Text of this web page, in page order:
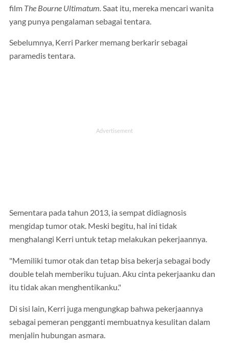
film The Bourne Ultimatum. Saat itu, mereka mencari wanita
yang punya pengalaman sebagai tentara.
Sebelumnya, Kerri Parker memang berkarir sebagai
paramedis tentara.
Sementara pada tahun 2013, ia sempat didiagnosis
mengidap tumor otak. Meski begitu, hal ini tidak
menghalangi Kerri untuk tetap melakukan pekerjaannya.
"Memiliki tumor otak dan tetap bisa bekerja sebagai body
double telah memberiku tujuan. Aku cinta pekerjaanku dan
itu tidak akan menghentikanku."
Di sisi lain, Kerri juga mengungkap bahwa pekerjaannya
sebagai pemeran pengganti membuatnya kesulitan dalam
menjalin hubungan asmara.